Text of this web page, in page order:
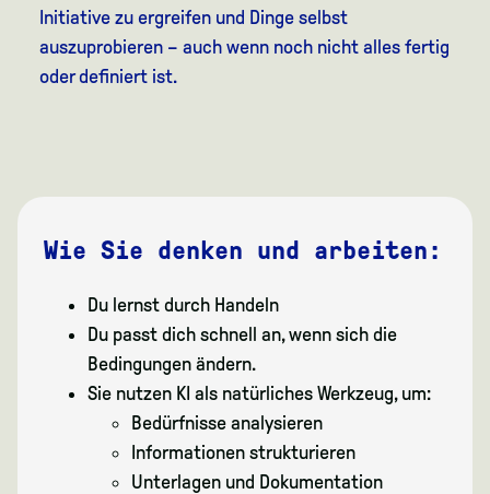
Initiative zu ergreifen und Dinge selbst
auszuprobieren – auch wenn noch nicht alles fertig
oder definiert ist.
Wie Sie denken und arbeiten:
Du lernst durch Handeln
Du passt dich schnell an, wenn sich die
Bedingungen ändern.
Sie nutzen KI als natürliches Werkzeug, um:
Bedürfnisse analysieren
Informationen strukturieren
Unterlagen und Dokumentation